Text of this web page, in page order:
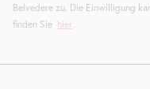
Belvedere zu. Die Einwilligung
finden Sie hier